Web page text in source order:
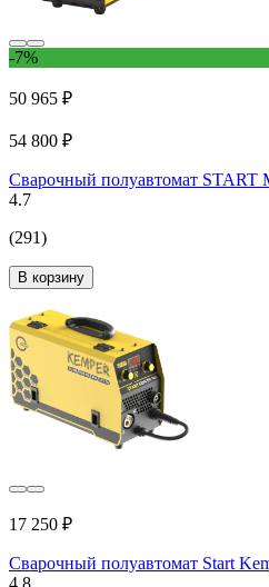
-7%
50 965 ₽
54 800 ₽
Сварочный полуавтомат START
4.7
(291)
В корзину
17 250 ₽
Сварочный полуавтомат Start